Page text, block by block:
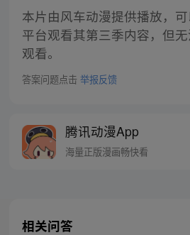
本片由风车动漫提供播放，
平台观看其第三季内容，但
观看。
答案问题点击 举报反馈
腾讯动漫App
海量正版漫画畅快看
相关问答